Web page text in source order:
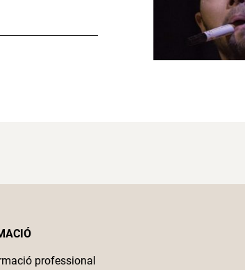
professional